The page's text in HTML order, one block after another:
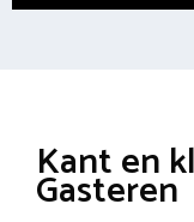
Kant en
Gasteren